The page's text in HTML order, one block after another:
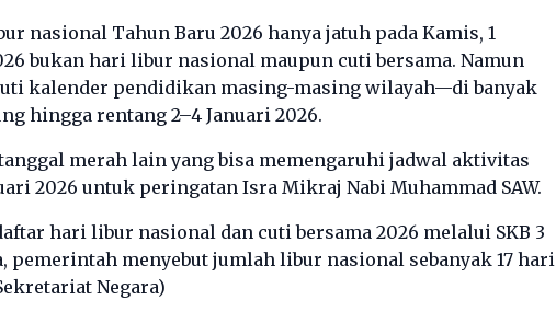
nasional Tahun Baru 2026 hanya jatuh pada Kamis, 1
bukan hari libur nasional maupun cuti bersama. Namun
kalender pendidikan masing-masing wilayah—di banyak
hingga rentang 2–4 Januari 2026.
merah lain yang bisa memengaruhi jadwal aktivitas
2026 untuk peringatan Isra Mikraj Nabi Muhammad SAW.
hari libur nasional dan cuti bersama 2026 melalui SKB 3
pemerintah menyebut jumlah libur nasional sebanyak 17 hari
Negara)